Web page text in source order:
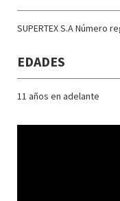
SUPERTEX S.A Número
EDADES
11 años en adelante